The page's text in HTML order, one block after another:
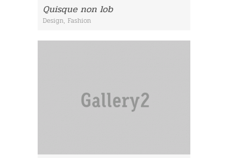
Quisque non lob
Design, Fashion